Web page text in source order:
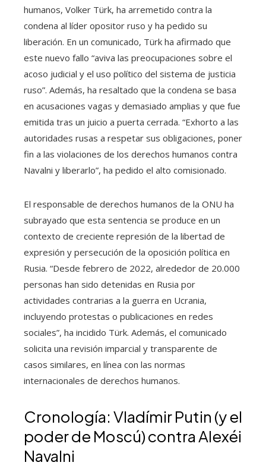
humanos, Volker Türk, ha arremetido contra la
condena al líder opositor ruso y ha pedido su
liberación. En un comunicado, Türk ha afirmado que
este nuevo fallo “aviva las preocupaciones sobre el
acoso judicial y el uso político del sistema de justicia
ruso”. Además, ha resaltado que la condena se basa
en acusaciones vagas y demasiado amplias y que fue
emitida tras un juicio a puerta cerrada. “Exhorto a las
autoridades rusas a respetar sus obligaciones, poner
fin a las violaciones de los derechos humanos contra
Navalni y liberarlo”, ha pedido el alto comisionado.
El responsable de derechos humanos de la ONU ha
subrayado que esta sentencia se produce en un
contexto de creciente represión de la libertad de
expresión y persecución de la oposición política en
Rusia. “Desde febrero de 2022, alrededor de 20.000
personas han sido detenidas en Rusia por
actividades contrarias a la guerra en Ucrania,
incluyendo protestas o publicaciones en redes
sociales”, ha incidido Türk. Además, el comunicado
solicita una revisión imparcial y transparente de
casos similares, en línea con las normas
internacionales de derechos humanos.
Cronología: Vladímir Putin (y el
poder de Moscú) contra Alexéi
Navalni